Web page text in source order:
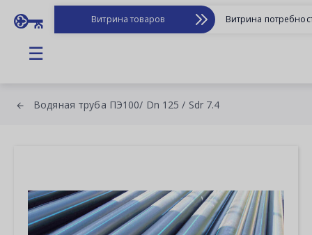
Витрина товаров Витрина
☰
Водяная труба ПЭ100/ Dn 125 / Sdr 7.4